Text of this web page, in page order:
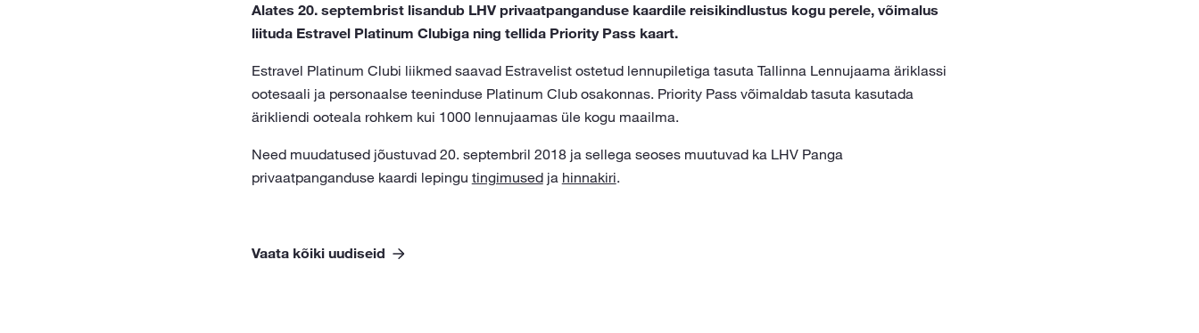
Alates 20. septembrist lisandub LHV privaatpanganduse kaardile reisikindlustus kogu perele, võimalus
liituda Estravel Platinum Clubiga ning tellida Priority Pass kaart.
Estravel Platinum Clubi liikmed saavad Estravelist ostetud lennupiletiga tasuta Tallinna Lennujaama äriklassi
ootesaali ja personaalse teeninduse Platinum Club osakonnas. Priority Pass võimaldab tasuta kasutada
ärikliendi ooteala rohkem kui 1000 lennujaamas üle kogu maailma.
Need muudatused jõustuvad 20. septembril 2018 ja sellega seoses muutuvad ka LHV Panga
privaatpanganduse kaardi lepingu tingimusedja hinnakiri.
Vaata kõiki uudiseid